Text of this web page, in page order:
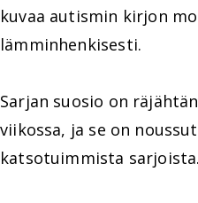
kuvaa autismin kirjon
lämminhenkisesti.
Sarjan suosio on
viikossa, ja se on
katsotuimmista sarjoista.